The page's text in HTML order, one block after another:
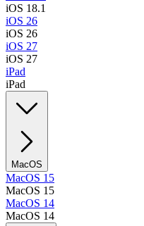
iOS 18.1
iOS 26
iOS 26
iOS 27
iOS 27
iPad
iPad
MacOS
MacOS 15
MacOS 15
MacOS 14
MacOS 14